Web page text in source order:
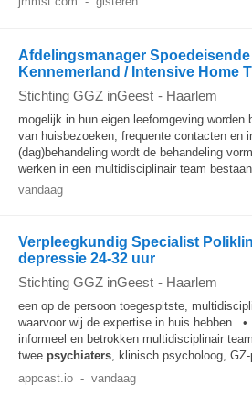
Afdelingsmanager
Kennemerland / Intensive Home
Stichting GGZ inGeest - Haarlem
mogelijk in hun eigen leefomgeving worden
van huisbezoeken, frequente contacten en
(dag)behandeling wordt de behandeling
werken in een multidisciplinair team
vandaag
Verpleegkundig Specialist
depressie 24-32 uur
Stichting GGZ inGeest - Haarlem
een op de persoon toegespitste,
waarvoor wij de expertise in huis hebben.
informeel en betrokken multidisciplinair
twee psychiaters, klinisch psycholoog,
appcast.io - vandaag